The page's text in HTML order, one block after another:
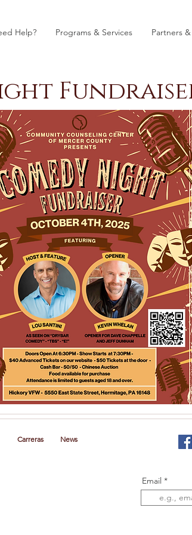
Help? Programs & Services Partners
Carreras News
Email